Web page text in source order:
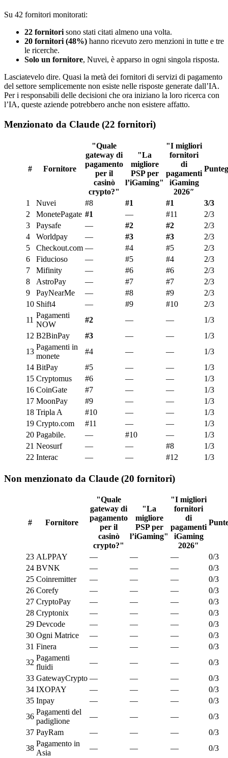
Su 42 fornitori monitorati:
22 fornitori sono stati citati almeno una volta.
20 fornitori (48%) hanno ricevuto zero menzioni in tutte e tre
le ricerche.
Solo un fornitore, Nuvei, è apparso in ogni singola risposta.
Lasciatevelo dire. Quasi la metà dei fornitori di servizi di pagamento
del settore semplicemente non esiste nelle risposte generate dall’IA.
Per i responsabili delle decisioni che ora iniziano la loro ricerca con
l’IA, queste aziende potrebbero anche non esistere affatto.
Menzionato da Claude (22 fornitori)
# Fornitore
"Quale
gateway di
pagamento
per il
casinò
crypto?"
"La
migliore
PSP per
l’iGaming"
"I migliori
fornitori
di
pagamenti
iGaming
2026″
1 Nuvei #8 #1 #1
3/3
2
MonetePagate #1 — #11
2/3
3
Paysafe — #2 #2
2/3
4
Worldpay — #3 #3
2/3
5
Checkout.com — #4 #5
2/3
6
Fiducioso — #5 #4
2/3
7
Mifinity — #6 #6
2/3
8
AstroPay — #7 #7
2/3
9
PayNearMe — #8 #9
2/3
10 Shift4 — #9 #10
2/3
11
Pagamenti
NOW
#2 — —
1/3
12 B2BinPay #3 — —
1/3
13
Pagamenti in
monete
#4 — —
1/3
14 BitPay #5 — —
1/3
15 Cryptomus #6 — —
1/3
16 CoinGate #7 — —
1/3
17 MoonPay #9 — —
1/3
18 Tripla A #10 — —
1/3
19 Crypto.com #11 — —
1/3
20 Pagabile. — #10 —
1/3
21 Neosurf — — #8
1/3
22 Interac — — #12 1/3
Non menzionato da Claude (20 fornitori)
# Fornitore
"Quale
gateway di
pagamento
per il
casinò
crypto?"
"La
migliore
PSP per
l’iGaming"
"I migliori
fornitori
di
pagamenti
iGaming
2026″
23 ALPPAY — — —
0/3
24 BVNK — — —
0/3
25 Coinremitter — — —
0/3
26 Corefy — — —
0/3
27 CryptoPay — — —
0/3
28 Cryptonix — — —
0/3
29 Devcode — — —
0/3
30 Ogni Matrice — — —
0/3
31 Finera — — —
0/3
32
Pagamenti
fluidi
— — —
0/3
33 GatewayCrypto — — —
0/3
34 IXOPAY — — —
0/3
35 Inpay — — —
0/3
36
Pagamenti del
padiglione
— — —
0/3
37 PayRam — — —
0/3
38
Pagamento in
Asia
— — —
0/3